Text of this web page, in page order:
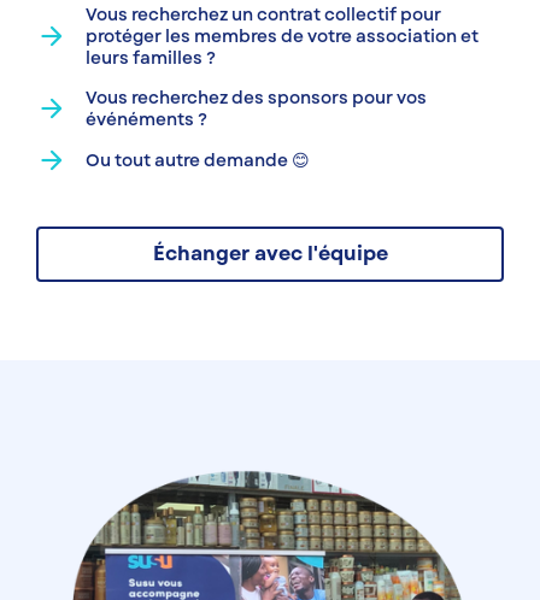
arrow_forward
Vous recherchez un contrat collectif pour
protéger les membres de votre association et
leurs familles ?
arrow_forward
Vous recherchez des sponsors pour vos
événéments ?
arrow_forward Ou tout autre demande 😊
Échanger avec l'équipe